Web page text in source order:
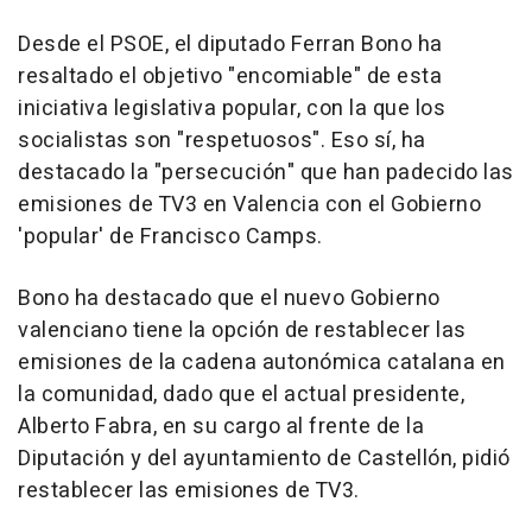
Desde el PSOE, el diputado Ferran Bono ha
resaltado el objetivo "encomiable" de esta
iniciativa legislativa popular, con la que los
socialistas son "respetuosos". Eso sí, ha
destacado la "persecución" que han padecido las
emisiones de TV3 en Valencia con el Gobierno
'popular' de Francisco Camps.
Bono ha destacado que el nuevo Gobierno
valenciano tiene la opción de restablecer las
emisiones de la cadena autonómica catalana en
la comunidad, dado que el actual presidente,
Alberto Fabra, en su cargo al frente de la
Diputación y del ayuntamiento de Castellón, pidió
restablecer las emisiones de TV3.